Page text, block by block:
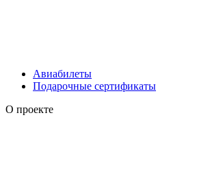
Авиабилеты
Подарочные сертификаты
О проекте